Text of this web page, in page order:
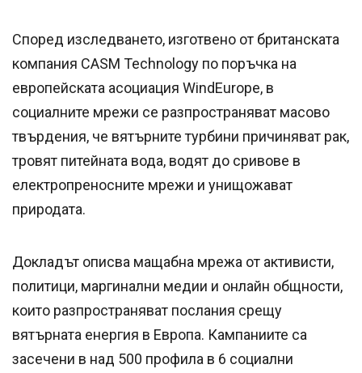
Според изследването, изготвено от британската
компания CASM Technology по поръчка на
европейската асоциация WindEurope, в
социалните мрежи се разпространяват масово
твърдения, че вятърните турбини причиняват рак,
тровят питейната вода, водят до сривове в
електропреносните мрежи и унищожават
природата.
Докладът описва мащабна мрежа от активисти,
политици, маргинални медии и онлайн общности,
които разпространяват послания срещу
вятърната енергия в Европа. Кампаниите са
засечени в над 500 профила в 6 социални